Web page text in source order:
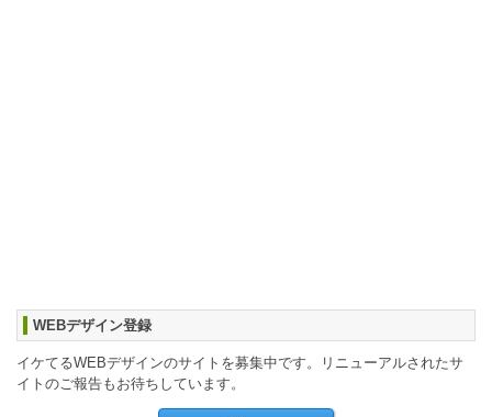
WEBデザイン登録
イケてるWEBデザインのサイトを募集中です。リニューアルされたサ
イトのご報告もお待ちしています。